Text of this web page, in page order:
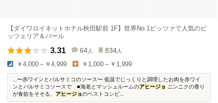
【ダイワロイネットホテル秋田駅前 1F】世界No.1ピッツァで人気のピ
ッツェリア＆バール
3.31 64 人 834 人
￥4,000～￥4,999 ￥1,000～￥1,999
...〜赤ワインとバルサミコのソース〜 低温でじっくりと調理したお肉を赤ワイ
ンとバルサミコソースで ■海老とマッシュルームのアヒージョ ニンニクの香り
が食欲をそそる、 アヒージョのベストコンビ...